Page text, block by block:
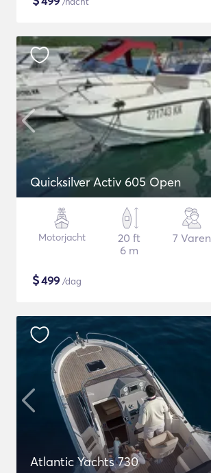
Quicksilver Activ 605 Open
Motorjacht
20 ft
6 m
7 Varen
$499 /dag
Atlantic Yachts 730